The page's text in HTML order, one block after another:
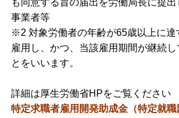
も同意する旨の届出を労働局長に提
事業者等
※2 対象労働者の年齢が65歳以上に達
雇用し、かつ、当該雇用期間が継続し
とをいいます。
詳細は厚生労働省HPをご覧ください
特定求職者雇用開発助成金（特定就